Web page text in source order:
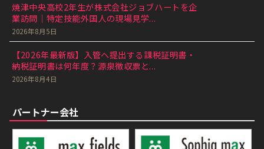
焼津中央高校2年生が株式会社ジョブハートを企
業訪問｜特定技能外国人の現場見学...
2026年8月5日
【2026年最新版】入管へ提出する課税証明書・
納税証明書は何年度？源泉徴収票と...
2026年8月4日
パートナー会社